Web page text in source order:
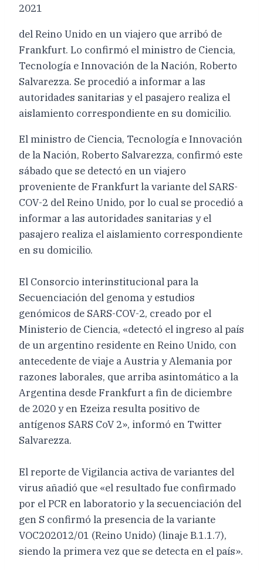
2021
del Reino Unido en un viajero que arribó de
Frankfurt. Lo confirmó el ministro de Ciencia,
Tecnología e Innovación de la Nación, Roberto
Salvarezza. Se procedió a informar a las
autoridades sanitarias y el pasajero realiza el
aislamiento correspondiente en su domicilio.
El ministro de Ciencia, Tecnología e Innovación
de la Nación, Roberto Salvarezza, confirmó este
sábado que se detectó en un viajero
proveniente de Frankfurt la variante del SARS-
COV-2 del Reino Unido, por lo cual se procedió a
informar a las autoridades sanitarias y el
pasajero realiza el aislamiento correspondiente
en su domicilio.
El Consorcio interinstitucional para la
Secuenciación del genoma y estudios
genómicos de SARS-COV-2, creado por el
Ministerio de Ciencia, «detectó el ingreso al país
de un argentino residente en Reino Unido, con
antecedente de viaje a Austria y Alemania por
razones laborales, que arriba asintomático a la
Argentina desde Frankfurt a fin de diciembre
de 2020 y en Ezeiza resulta positivo de
antígenos SARS CoV 2», informó en Twitter
Salvarezza.
El reporte de Vigilancia activa de variantes del
virus añadió que «el resultado fue confirmado
por el PCR en laboratorio y la secuenciación del
gen S confirmó la presencia de la variante
VOC202012/01 (Reino Unido) (linaje B.1.1.7),
siendo la primera vez que se detecta en el país».